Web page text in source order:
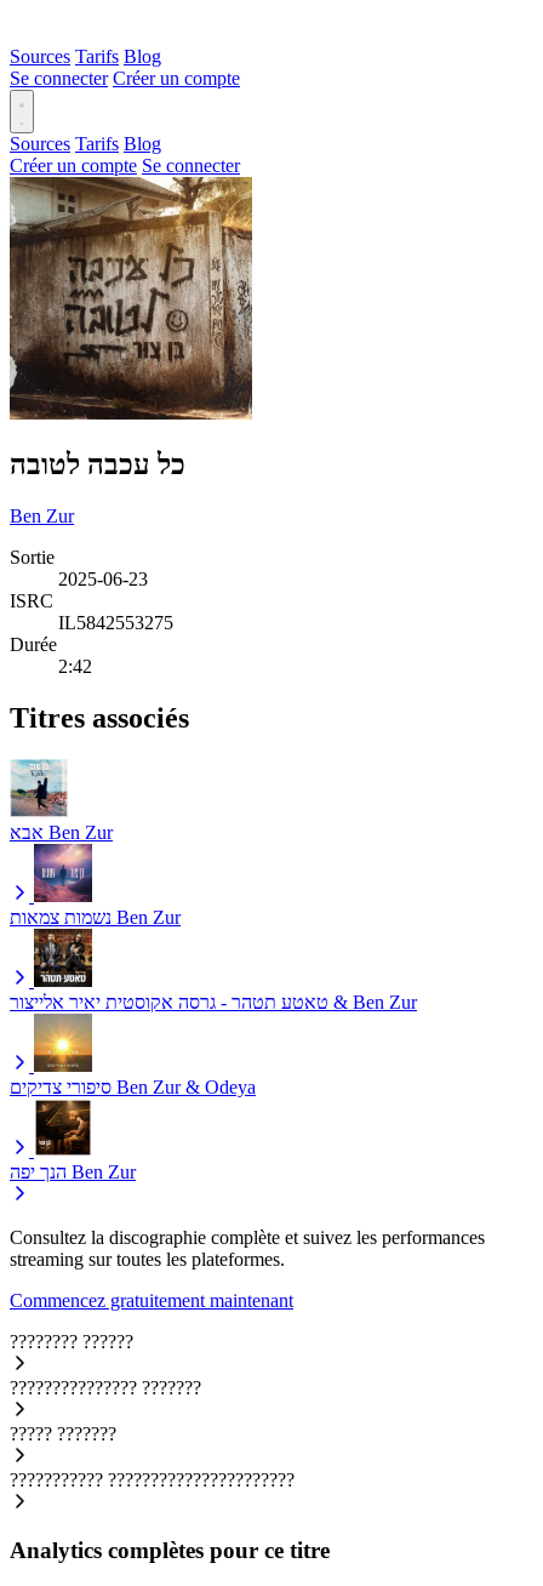
Sources Tarifs Blog
Se connecter Créer un compte
Sources Tarifs Blog
Créer un compte Se connecter
כל עכבה לטובה
Ben Zur
Sortie
2025-06-23
ISRC
IL5842553275
Durée
2:42
Titres associés
אבא Ben Zur
נשמות צמאות Ben Zur
טאטע תטהר - גרסה אקוסטית יאיר אלייצור & Ben Zur
סיפורי צדיקים Ben Zur & Odeya
הנך יפה Ben Zur
Consultez la discographie complète et suivez les performances
streaming sur toutes les plateformes.
Commencez gratuitement maintenant
???????? ??????
??????????????? ???????
????? ???????
??????????? ??????????????????????
Analytics complètes pour ce titre